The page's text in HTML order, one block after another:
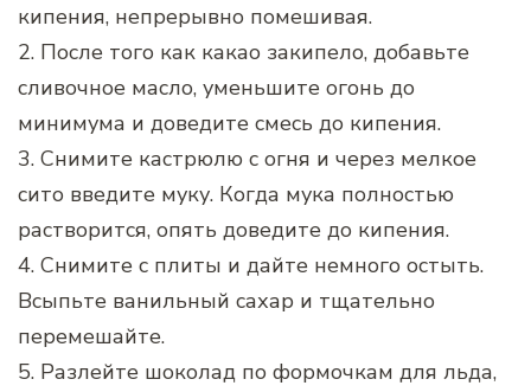
кипения, непрерывно помешивая.
2. После того как какао закипело, добавьте
сливочное масло, уменьшите огонь до
минимума и доведите смесь до кипения.
3. Снимите кастрюлю с огня и через мелкое
сито введите муку. Когда мука полностью
растворится, опять доведите до кипения.
4. Снимите с плиты и дайте немного остыть.
Всыпьте ванильный сахар и тщательно
перемешайте.
5. Разлейте шоколад по формочкам для льда,